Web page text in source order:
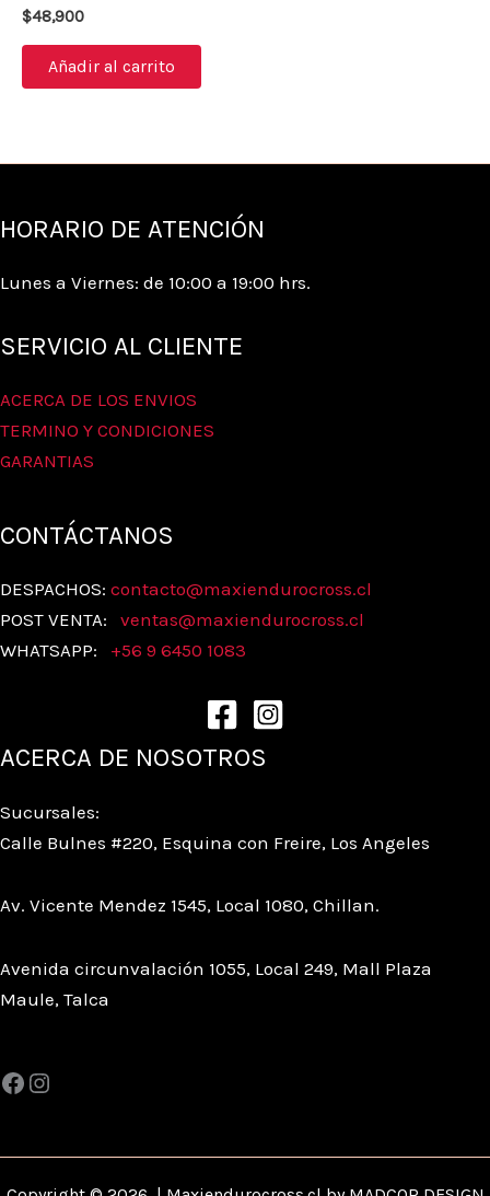
$48,900
Añadir al carrito
HORARIO DE ATENCIÓN
Lunes a Viernes: de 10:00 a 19:00 hrs.
SERVICIO AL CLIENTE
ACERCA DE LOS ENVIOS
TERMINO Y CONDICIONES
GARANTIAS
CONTÁCTANOS
DESPACHOS: contacto@maxiendurocross.cl
POST VENTA: ventas@maxiendurocross.cl
WHATSAPP: +56 9 6450 1083
ACERCA DE NOSOTROS
Sucursales:
Calle Bulnes #220, Esquina con Freire, Los Angeles
Av. Vicente Mendez 1545, Local 1080, Chillan.
Avenida circunvalación 1055, Local 249, Mall Plaza
Maule, Talca